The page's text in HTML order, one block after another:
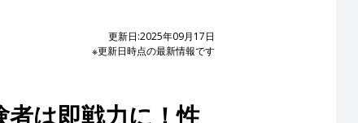
更新日:2025年09月17日
※更新日時点の最新情報です
者は即戦力に！性